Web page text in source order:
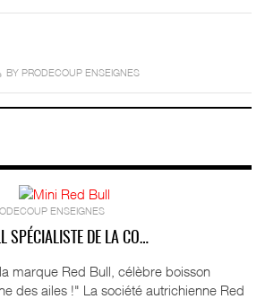
BY PRODECOUP ENSEIGNES
ENSEIGNES
SPÉCIALISTE DE LA CO…
marque Red Bull, célèbre boisson
des ailes !" La société autrichienne Red